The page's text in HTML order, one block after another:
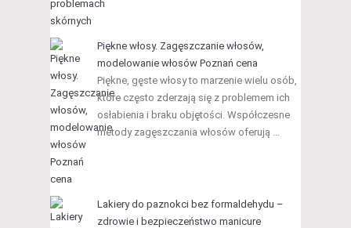
Piękne włosy. Zagęszczanie włosów,
modelowanie włosów Poznań cena
Piękne, gęste włosy to marzenie wielu osób,
które często zderzają się z problemem ich
osłabienia i braku objętości. Współczesne
metody zagęszczania włosów oferują …
Lakiery do paznokci bez formaldehydu –
zdrowie i bezpieczeństwo manicure